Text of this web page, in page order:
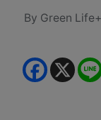
Posted
By Green Life+